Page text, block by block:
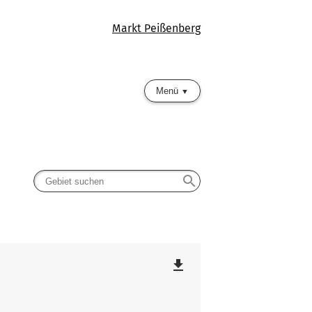
Markt Peißenberg
Menü
search
file_download